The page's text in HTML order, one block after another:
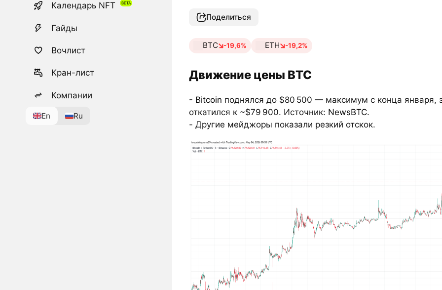
Календарь NFT
Гайды
Вочлист
Кран-лист
Компании
En Ru
Поделиться
BTC -19,6% ETH -19,2%
Движение цены BTC
- Bitcoin поднялся до $80 500 — максимум с конца января,
откатился к ~$79 900. Источник: NewsBTC.
- Другие мейджоры показали резкий отскок.